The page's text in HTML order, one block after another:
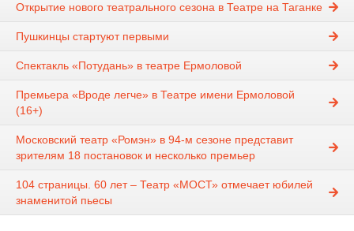
Открытие нового театрального сезона в Театре на Таганке
Пушкинцы стартуют первыми
Спектакль «Потудань» в театре Ермоловой
Премьера «Вроде легче» в Театре имени Ермоловой
(16+)
Московский театр «Ромэн» в 94-м сезоне представит
зрителям 18 постановок и несколько премьер
104 страницы. 60 лет – Театр «МОСТ» отмечает юбилей
знаменитой пьесы